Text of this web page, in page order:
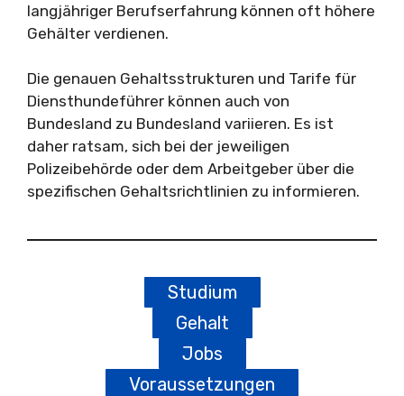
langjähriger Berufserfahrung können oft höhere
Gehälter verdienen.
Die genauen Gehaltsstrukturen und Tarife für
Diensthundeführer können auch von
Bundesland zu Bundesland variieren. Es ist
daher ratsam, sich bei der jeweiligen
Polizeibehörde oder dem Arbeitgeber über die
spezifischen Gehaltsrichtlinien zu informieren.
Studium
Gehalt
Jobs
Voraussetzungen